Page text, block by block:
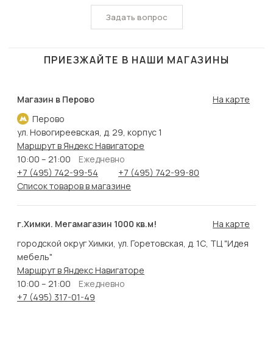
Задать вопрос
ПРИЕЗЖАЙТЕ В НАШИ МАГАЗИНЫ
Магазин в Перово
Перово
На карте
ул. Новогиреевская, д. 29, корпус 1
Маршрут в Яндекс Навигаторе
10:00 – 21:00
Ежедневно
+7 (495) 742-99-54
+7 (495) 742-99-80
Список товаров в магазине
г.Химки. Мегамагазин 1000 кв.м!
На карте
городской округ Химки, ул. Горетовская, д. 1С, ТЦ "Идея
мебель"
Маршрут в Яндекс Навигаторе
10:00 – 21:00
Ежедневно
+7 (495) 317-01-49